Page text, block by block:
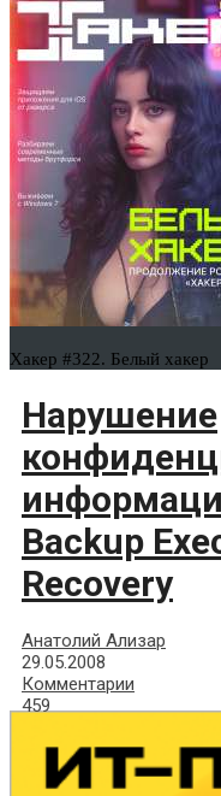
Хакер #322. Белый хакер
Нарушение
Backup
Recovery
Анатолий Ализар
29.05.2008
Комментарии
459